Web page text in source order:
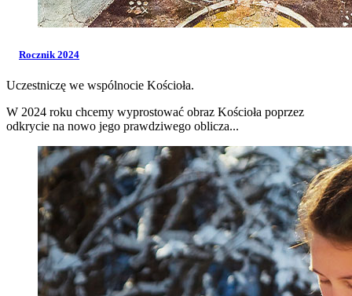
Rocznik 2024
Uczestniczę we wspólnocie Kościoła.
W 2024 roku chcemy wyprostować obraz Kościoła poprzez
odkrycie na nowo jego prawdziwego oblicza...